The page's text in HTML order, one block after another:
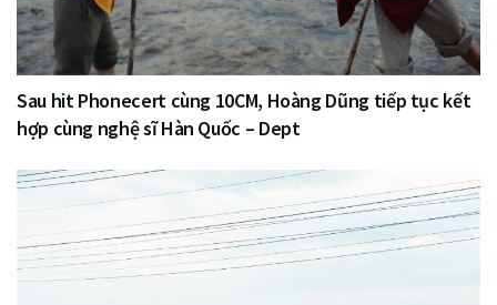
Sau hit Phonecert cùng 10CM, Hoàng Dũng tiếp tục kết
hợp cùng nghệ sĩ Hàn Quốc – Dept